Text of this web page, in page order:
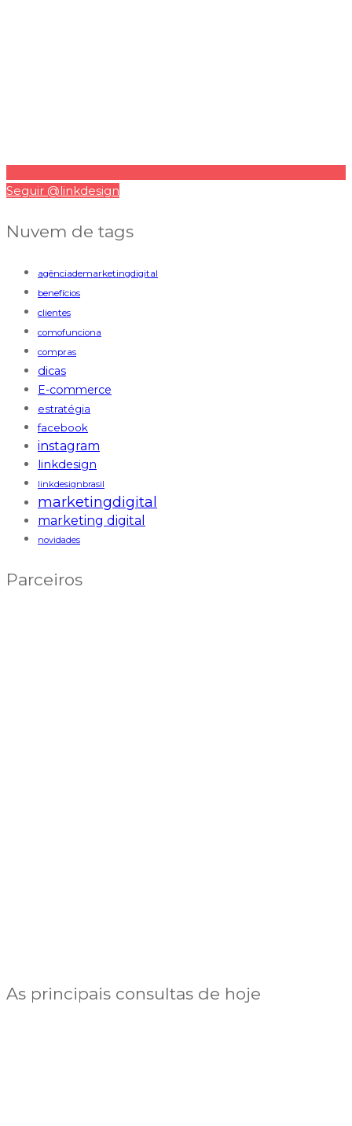
Seguir @linkdesign
Nuvem de tags
agênciademarketingdigital
benefícios
clientes
comofunciona
compras
dicas
E-commerce
estratégia
facebook
instagram
linkdesign
linkdesignbrasil
marketingdigital
marketing digital
novidades
Parceiros
As principais consultas de hoje